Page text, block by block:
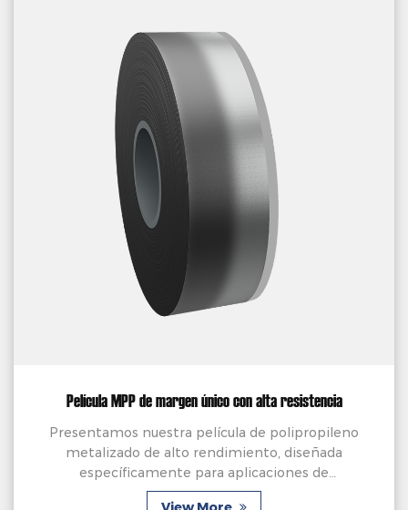
Película MPP de margen único con alta resistencia
Presentamos nuestra película de polipropileno
metalizado de alto rendimiento, diseñada
específicamente para aplicaciones de
condensadores de película. Elaborado con precisión